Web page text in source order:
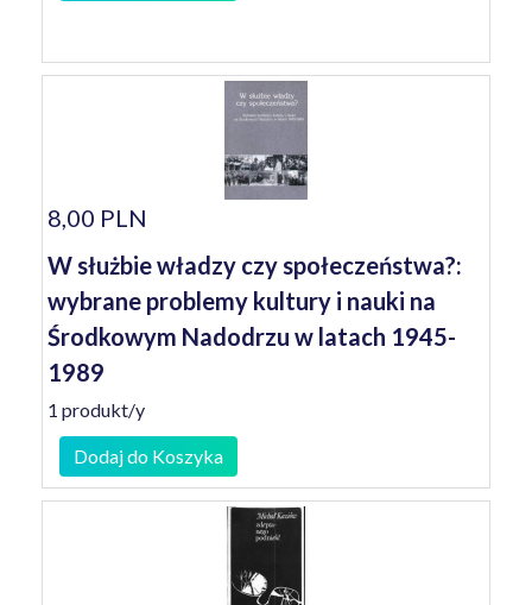
8,00 PLN
W służbie władzy czy społeczeństwa?:
wybrane problemy kultury i nauki na
Środkowym Nadodrzu w latach 1945-
1989
1 produkt/y
Dodaj do Koszyka